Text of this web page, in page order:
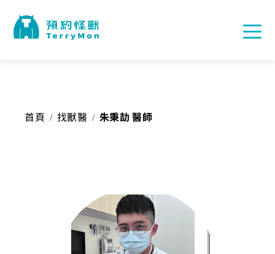
首頁 / 找獸醫 / 朱秉劼 醫師